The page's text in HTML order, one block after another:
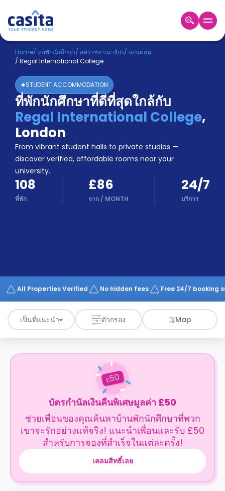
Home TH GBP
เข้าสู่
ระบบ
Booking
Accommodation
About
us
Blog
Refer
And
Earn
Become
A
Partner
Help
Works
Home/ หอพักนักศึกษา/ สหราชอาณาจักร/ ลอนดอน
/ Regal International College
STUDENT ACCOMMODATION
ที่พักนักศึกษาที่ดีที่สุดใกล้กับ
Regal International College,
London
From vibrant student halls to private studios —
discover verified, affordable rooms near your
university.
108
ที่พัก
£86
จาก / MONTH
24/7
บริการ
All Properties Verified No hidden fees Free 24/7 booking
เป็นที่แนะนำ ตัวกรอง Map
£50
บัตรกำนัลเงินคืนพิเศษมูลค่า £50
ช่วยเพื่อนของคุณค้นหาบ้านพักนักศึกษาที่พวก
เขาจะรักอย่างแท้จริง! แนะนำเพื่อนและรับ £50
สำหรับการจองที่สำเร็จในแต่ละครั้ง!
เคลมสิทธิ์เลย